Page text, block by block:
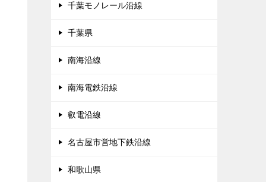
千葉モノレール沿線
千葉県
南海沿線
南海電鉄沿線
叡電沿線
名古屋市営地下鉄沿線
和歌山県